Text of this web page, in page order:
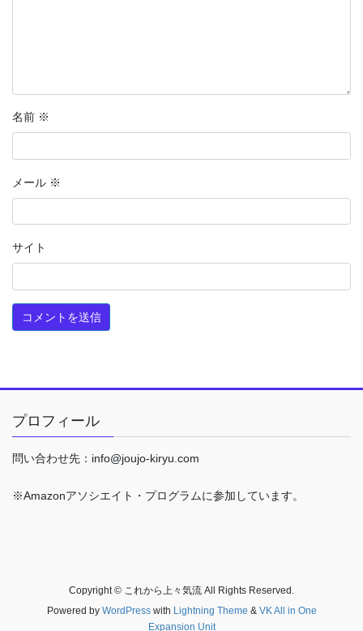
名前 ※
メール ※
サイト
プロフィール
問い合わせ先：info@joujo-kiryu.com
※Amazonアソシエイト・プログラムに参加しています。
Copyright © これから上々気流 All Rights Reserved.
Powered by WordPresswith Lightning Theme & VK All in One
Expansion Unit